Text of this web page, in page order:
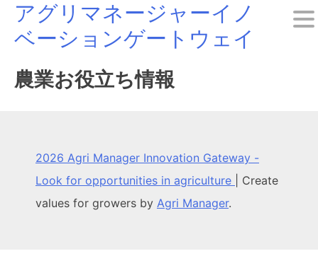
Skipアグリマネージャーイノ
ベーションゲートウェイ
農業お役立ち情報
2026 Agri Manager Innovation Gateway -
Look for opportunities in agriculture
Create
values for growers by Agri Manager.